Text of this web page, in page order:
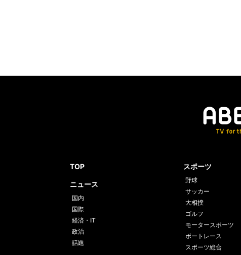
TOP
ニュース
国内
国際
経済・IT
政治
話題
スポーツ
野球
サッカー
大相撲
ゴルフ
モータースポーツ
ボートレース
スポーツ総合